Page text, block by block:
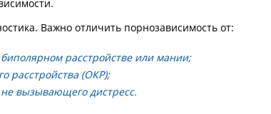
Важно отличить порнозависимость от:
расстройстве или мании;
расстройства (ОКР);
вызывающего дистресс.